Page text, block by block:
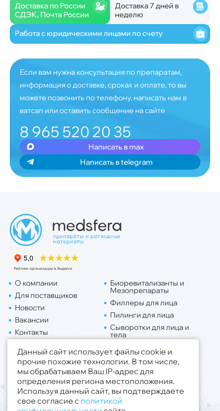
Доставка по России
СДЭК, Почта России
Доставка 7 дней в
неделю
Работа с юридическими лицами по счету
Если вам нужна консультация по препаратам,
информация о доставке, сроках и оплате, то вы
можете позвонить по телефону, написать нам в
ватсап или оставить сообщение на сайте
8 965 520 20 35
Написать в max
Написать в telegram
О компании
Для поставщиков
Новости
Вакансии
Контакты
Биоревитализанты и
Мезопрепараты
Филлеры для лица
Пилинги для лица
Сыворотки для лица и
тела
Липо. для лица
Липо. для тела
Публичная оферта
Политика конфиденциальности
© 2019 - 2026 ООО «Медсфера Трейд»
Данный сайт использует файлы cookie и
прочие похожие технологии. В том числе,
мы обрабатываем Ваш IP-адрес для
определения региона местоположения.
Используя данный сайт, вы подтверждаете
свое согласие с политикой